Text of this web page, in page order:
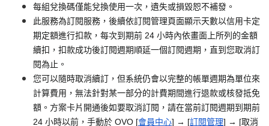
每組兌換碼僅能兌換使用一次，遺失或損毀恕不補發。
此服務為訂閱服務，後續依訂閱管理頁面顯示天數以信用卡定
期定額進行扣款，每次到期前 24 小時內依畫面上所列的金額
續扣，扣款成功後訂閱週期順延一個訂閱週期，直到您取消訂
閱為止。
您可以隨時取消續訂，但系統仍會以完整的帳單週期為單位來
計算費用，無法針對某一部分的計費期間進行退款或核發抵免
額。方案卡片開通後如要取消訂閱，請在當前訂閱週期到期前
24 小時以前，手動於 OVO [會員中心] → [訂閱管理] → [取消